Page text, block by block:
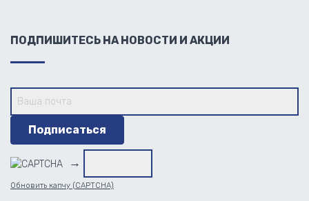
ПОДПИШИТЕСЬ НА НОВОСТИ И АКЦИИ
→
Обновить капчу (CAPTCHA)